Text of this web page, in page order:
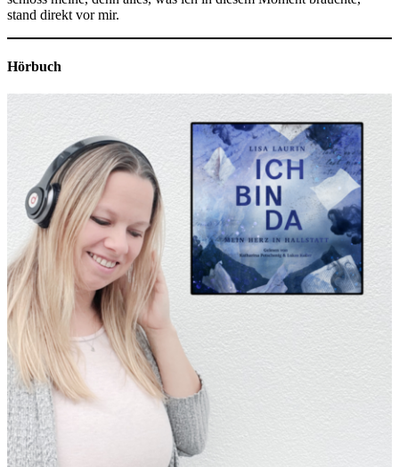
stand direkt vor mir.
Hörbuch